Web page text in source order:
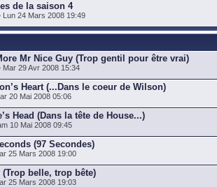
de la saison 4
Lun 24 Mars 2008 19:49
Mr Nice Guy (Trop gentil pour être vrai)
Mar 29 Avr 2008 15:34
Heart (...Dans le coeur de Wilson)
20 Mai 2008 05:06
Head (Dans la tête de House...)
10 Mai 2008 09:45
(97 Secondes)
25 Mars 2008 19:00
(Trop belle, trop bête)
25 Mars 2008 19:03